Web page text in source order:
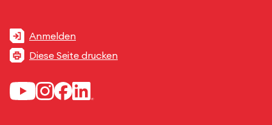
Anmelden
Diese Seite drucken